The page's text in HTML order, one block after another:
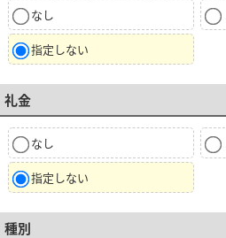
なし
指定しない
礼金
なし
指定しない
種別